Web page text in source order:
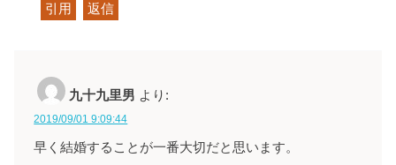
引用 返信
九十九里男 より:
2019/09/01 9:09:44
早く結婚することが一番大切だと思います。